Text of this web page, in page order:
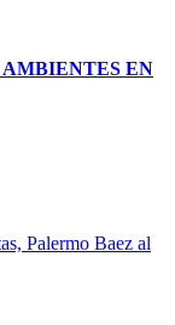
EN